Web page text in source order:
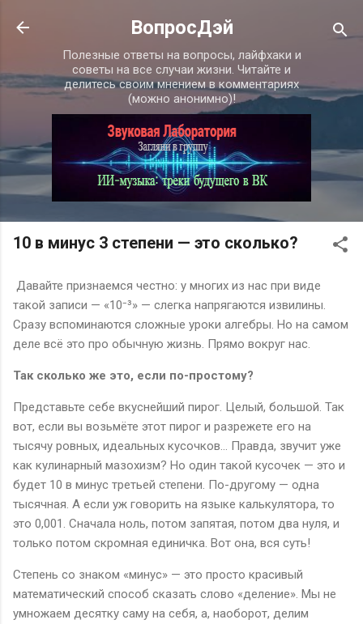
К основному контенту
ВопросДэй
Полезные ответы на вопросы, лайфхаки и
советы на все случаи жизни. Читайте и
делитесь своим мнением в комментариях
(можно анонимно)!
10 в минус 3 степени — это сколько?
Давайте признаемся честно: у многих из нас при виде
такой записи — «10⁻³» — слегка напрягаются извилины.
Сразу вспоминаются сложные уроки алгебры. Но на самом
деле всё это про обычную жизнь. Прямо вокруг нас.
Так сколько же это, если по-простому?
Представьте себе вкуснейший пирог. Целый, большой. Так
вот, если вы возьмёте этот пирог и разрежете его на
тысячу ровных, идеальных кусочков... Правда, звучит уже
как кулинарный мазохизм? Но один такой кусочек — это и
будет 10 в минус третьей степени. По-другому — одна
тысячная. А если уж говорить на языке калькулятора, то
это 0,001. Сначала ноль, потом запятая, потом два нуля, и
только потом скромная единичка. Вот она, вся суть!
Степень со знаком «минус» — это просто красивый
математический способ сказать слово «деление». Мы не
умножаем десятку саму на себя, а, наоборот, делим